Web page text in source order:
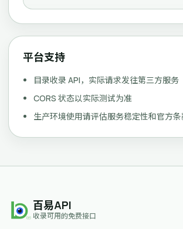
平台支持
目录收录 API，实际请求发往第三方服务
CORS 状态以实际测试为准
生产环境使用请评估服务稳定性和官方条
百易API
收录可用的免费接口